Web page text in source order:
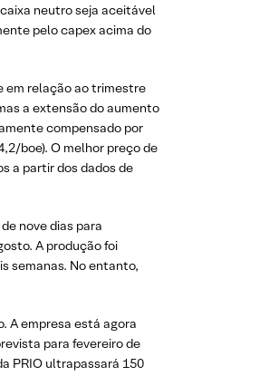
neutro seja aceitável
pelo capex acima do
em relação ao trimestre
a extensão do aumento
compensado por
boe). O melhor preço de
a partir dos dados de
nove dias para
A produção foi
semanas. No entanto,
A empresa está agora
para fevereiro de
PRIO ultrapassará 150